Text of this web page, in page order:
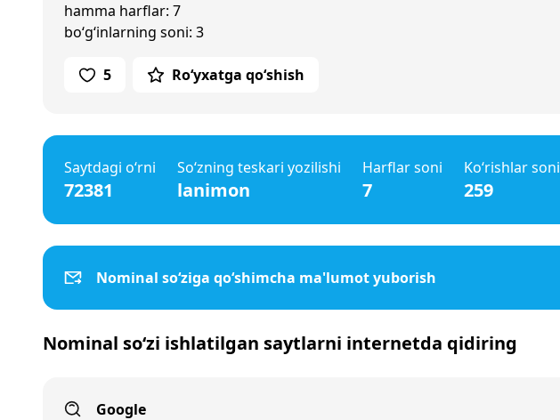
hamma harflar: 7
bo‘g‘inlarning soni: 3
5 Ro‘yxatga qo‘shish
Saytdagi o‘rni
72381
So‘zning teskari yozilishi
lanimon
Harflar soni
7
Ko‘rishlar soni
259
Nominal so‘ziga qo‘shimcha ma'lumot yuborish
Nominal so‘zi ishlatilgan saytlarni internetda qidiring
Google